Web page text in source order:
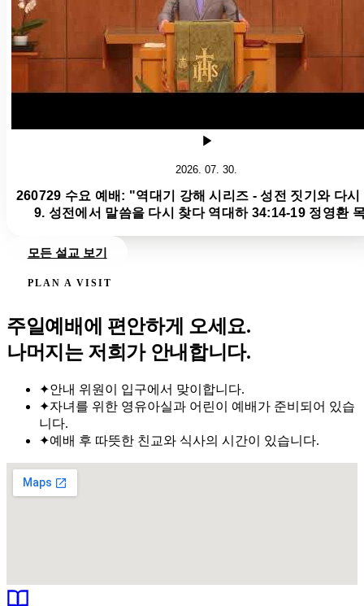
2026. 07. 30.
260729 수요 예배: "역대기 강해 시리즈 - 성전 짓기와 다
9. 성전에서 말씀을 다시 찾다 역대하 34:14-19 정영환
모든 설교 보기
PLAN A VISIT
주일예배에 편안하게 오세요.
나머지는 저희가 안내합니다.
✦안내 위원이 입구에서 맞이합니다.
✦자녀를 위한 영유아실과 어린이 예배가 준비되어 있습
니다.
✦예배 후 따뜻한 친교와 식사의 시간이 있습니다.